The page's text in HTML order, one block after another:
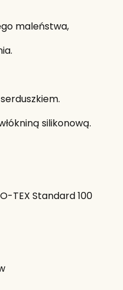
maleństwa,
silikonową.
TEX Standard 100